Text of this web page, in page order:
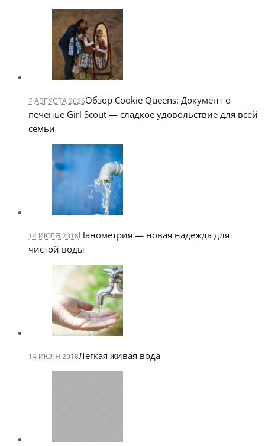
7 АВГУСТА 2026Обзор Cookie Queens: Документ о
печенье Girl Scout — сладкое удовольствие для всей
семьи
14 ИЮЛЯ 2018Нанометрия — новая надежда для
чистой воды
14 ИЮЛЯ 2018Легкая живая вода